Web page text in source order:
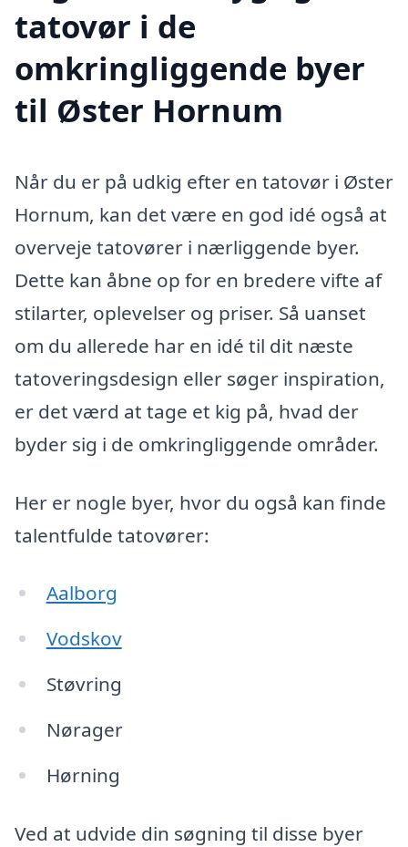
tatovør i de
omkringliggende byer
til Øster Hornum
Når du er på udkig efter en tatovør i Øster
Hornum, kan det være en god idé også at
overveje tatovører i nærliggende byer.
Dette kan åbne op for en bredere vifte af
stilarter, oplevelser og priser. Så uanset
om du allerede har en idé til dit næste
tatoveringsdesign eller søger inspiration,
er det værd at tage et kig på, hvad der
byder sig i de omkringliggende områder.
Her er nogle byer, hvor du også kan finde
talentfulde tatovører:
Aalborg
Vodskov
Støvring
Nørager
Hørning
Ved at udvide din søgning til disse byer